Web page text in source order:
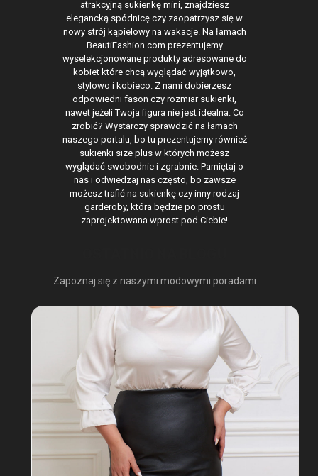
atrakcyjną sukienkę mini, znajdziesz
elegancką spódnicę czy zaopatrzysz się w
nowy strój kąpielowy na wakacje. Na łamach
BeautiFashion.com prezentujemy
wyselekcjonowane produkty adresowane do
kobiet które chcą wyglądać wyjątkowo,
stylowo i kobieco. Z nami dobierzesz
odpowiedni fason czy rozmiar sukienki,
nawet jeżeli Twoja figura nie jest idealna. Co
zrobić? Wystarczy sprawdzić na łamach
naszego portalu, bo tu prezentujemy również
sukienki size plus w których możesz
wyglądać swobodnie i zgrabnie. Pamiętaj o
nas i odwiedzaj nas często, bo zawsze
możesz trafić na sukienkę czy inny rodzaj
garderoby, która będzie po prostu
zaprojektowana wprost pod Ciebie!
Zapoznaj się z naszymi modowymi poradami